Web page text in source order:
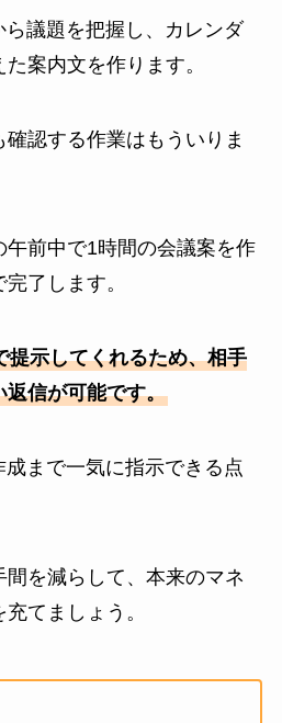
議題を把握し、カレンダ
案内文を作ります。
認する作業はもういりま
午前中で1時間の会議案を作
了します。
提示してくれるため、相手
返信が可能です。
まで一気に指示できる点
間を減らして、本来のマネ
てましょう。